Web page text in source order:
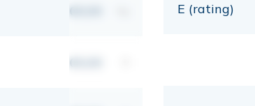
00,00
00,00
E (rating)